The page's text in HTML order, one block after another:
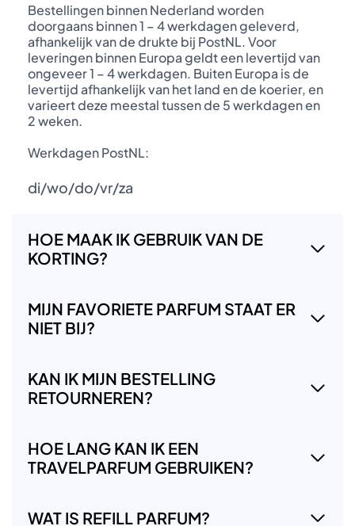
Bestellingen binnen Nederland worden
doorgaans binnen 1 – 4 werkdagen geleverd,
afhankelijk van de drukte bij PostNL. Voor
leveringen binnen Europa geldt een levertijd van
ongeveer 1 – 4 werkdagen. Buiten Europa is de
levertijd afhankelijk van het land en de koerier, en
varieert deze meestal tussen de 5 werkdagen en
2 weken.
Werkdagen PostNL:
di/wo/do/vr/za
HOE MAAK IK GEBRUIK VAN DE
KORTING?
MIJN FAVORIETE PARFUM STAAT ER
NIET BIJ?
KAN IK MIJN BESTELLING
RETOURNEREN?
HOE LANG KAN IK EEN
TRAVELPARFUM GEBRUIKEN?
WAT IS REFILL PARFUM?